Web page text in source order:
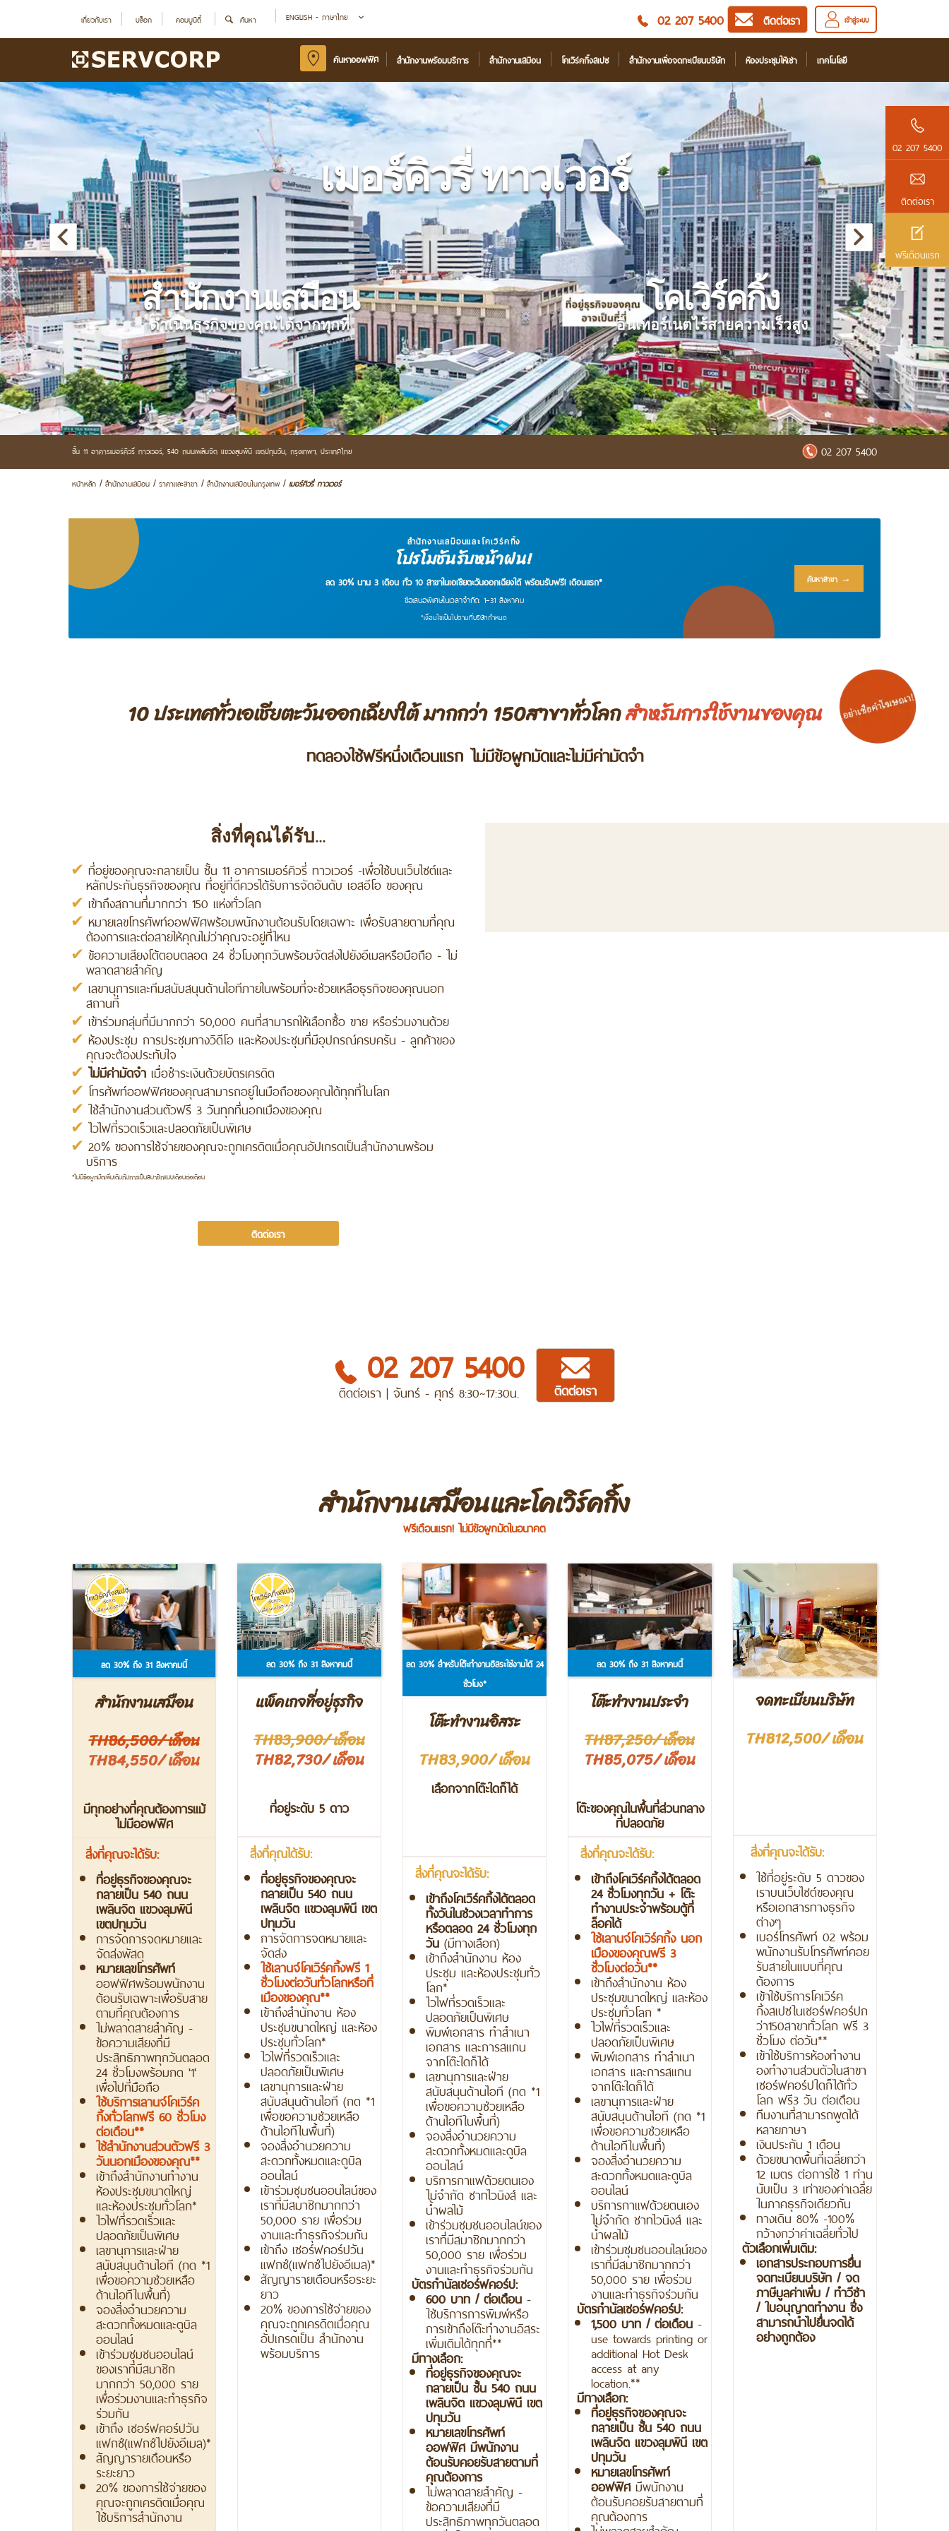
เกี่ยวกับเรา บล็อก คอมมูนิตี้ ค้นหา ENGLISH - ภาษาไทย เข้าสู่ระบบ
ติดต่อเรา
02 207 5400
สำนักงานพร้อมบริการ สำนักงานเสมือน โคเวิร์คกิ้งสเปซ สำนักงานเพื่อจดทะเบียนบริษัท ห้องประชุมให้เช่า เทคโนโลยี
ค้นหาออฟฟิศ
02 207 5400
ติดต่อเรา
ฟรีเดือนแรก
เมอร์คิวรี่ ทาวเวอร์
สำนักงานเสมือน
ดำเนินธุรกิจของคุณได้จากทุกที่
โคเวิร์คกิ้ง
อินเทอร์เนตไร้สายความเร็วสูง
ชั้น 11 อาคารเมอร์คิวรี่ ทาวเวอร์, 540 ถนนเพลินจิต แขวงลุมพินี เขตปทุมวัน, กรุงเทพฯ, ประเทศไทย 02 207 5400
หน้าหลัก / สำนักงานเสมือน / ราคาและสาขา / สำนักงานเสมือนในกรุงเทพ / เมอร์คิวรี่ ทาวเวอร์
สำนักงานเสมือนและโคเวิร์คกิ้ง
โปรโมชันรับหน้าฝน!
ลด 30% นาน 3 เดือน ทั่ว 10 สาขาในเอเชียตะวันออกเฉียงใต้ พร้อมรับฟรี! เดือนแรก*
ข้อเสนอพิเศษในเวลาจำกัด: 1–31 สิงหาคม
*เงื่อนไขเป็นไปตามที่บริษัทกำหนด
ค้นหาสาขา →
10 ประเทศทั่วเอเชียตะวันออกเฉียงใต้ มากกว่า 150สาขาทั่วโลกสำหรับการใช้งานของคุณ
ทดลองใช้ฟรีหนึ่งเดือนแรก ไม่มีข้อผูกมัดและไม่มีค่ามัดจำ
สิ่งที่คุณได้รับ...
ที่อยู่ของคุณจะกลายเป็น ชั้น 11 อาคารเมอร์คิวรี่ ทาวเวอร์ -เพื่อใช้บนเว็บไซต์และ
หลักประกันธุรกิจของคุณ ที่อยู่ที่ดีควรได้รับการจัดอันดับ เอสอีโอ ของคุณ
เข้าถึงสถานที่มากกว่า 150 แห่งทั่วโลก
หมายเลขโทรศัพท์ออฟฟิศพร้อมพนักงานต้อนรับโดยเฉพาะ เพื่อรับสายตามที่คุณ
ต้องการและต่อสายให้คุณไม่ว่าคุณจะอยู่ที่ไหน
ข้อความเสียงโต้ตอบตลอด 24 ชั่วโมงทุกวันพร้อมจัดส่งไปยังอีเมลหรือมือถือ - ไม่
พลาดสายสำคัญ
เลขานุการและทีมสนับสนุนด้านไอทีภายในพร้อมที่จะช่วยเหลือธุรกิจของคุณนอก
สถานที่
เข้าร่วมกลุ่มที่มีมากกว่า 50,000 คนที่สามารถให้เลือกซื้อ ขาย หรือร่วมงานด้วย
ห้องประชุม การประชุมทางวิดีโอ และห้องประชุมที่มีอุปกรณ์ครบครัน - ลูกค้าของ
คุณจะต้องประทับใจ
ไม่มีค่ามัดจำ เมื่อชำระเงินด้วยบัตรเครดิต
โทรศัพท์ออฟฟิศของคุณสามารถอยู่ในมือถือของคุณได้ทุกที่ในโลก
ใช้สำนักงานส่วนตัวฟรี 3 วันทุกที่นอกเมืองของคุณ
ไวไฟที่รวดเร็วและปลอดภัยเป็นพิเศษ
20% ของการใช้จ่ายของคุณจะถูกเครดิตเมื่อคุณอัปเกรดเป็นสำนักงานพร้อม
บริการ
*ไม่มีข้อผูกมัดเพิ่มเติมกับการเป็นสมาชิกแบบเดือนต่อเดือน
ติดต่อเรา
02 207 5400
ติดต่อเรา | จันทร์ - ศุกร์ 8:30~17:30น. ติดต่อเรา
สำนักงานเสมือนและโคเวิร์คกิ้ง
ฟรีเดือนแรก! ไม่มีข้อผูกมัดในอนาคต
ลด 30% ถึง 31 สิงหาคมนี้
สำนักงานเสมือน
THB6,500/ เดือน
THB4,550/ เดือน
มีทุกอย่างที่คุณต้องการแม้
ไม่มีออฟฟิศ
สิ่งที่คุณจะได้รับ:
ที่อยู่ธุรกิจของคุณจะ
กลายเป็น 540 ถนน
เพลินจิต แขวงลุมพินี
เขตปทุมวัน
การจัดการจดหมายและ
จัดส่งพัสดุ
หมายเลขโทรศัพท์
ออฟฟิศพร้อมพนักงาน
ต้อนรับเฉพาะเพื่อรับสาย
ตามที่คุณต้องการ
ไม่พลาดสายสำคัญ -
ข้อความเสียงที่มี
ประสิทธิภาพทุกวันตลอด
24 ชั่วโมงพร้อมกด '1'
เพื่อไปที่มือถือ
ใช้บริการเลานจ์โคเวิร์ค
กิ้งทั่วโลกฟรี 60 ชั่วโมง
ต่อเดือน**
ใช้สำนักงานส่วนตัวฟรี 3
วันนอกเมืองของคุณ**
เข้าถึงสำนักงานทำงาน
ห้องประชุมขนาดใหญ่
และห้องประชุมทั่วโลก*
ไวไฟที่รวดเร็วและ
ปลอดภัยเป็นพิเศษ
เลขานุการและฝ่าย
สนับสนุนด้านไอที (กด *1
เพื่อขอความช่วยเหลือ
ด้านไอทีในพื้นที่)
จองสิ่งอำนวยความ
สะดวกทั้งหมดและดูบิล
ออนไลน์
เข้าร่วมชุมชนออนไลน์
ของเราที่มีสมาชิก
มากกว่า 50,000 ราย
เพื่อร่วมงานและทำธุรกิจ
ร่วมกัน
เข้าถึง เซอร์ฟคอร์ปวัน
แฟกซ์(แฟกซ์ไปยังอีเมล)*
สัญญารายเดือนหรือ
ระยะยาว
20% ของการใช้จ่ายของ
คุณจะถูกเครดิตเมื่อคุณ
ใช้บริการสำนักงาน
ลด 30% ถึง 31 สิงหาคมนี้
แพ็คเกจที่อยู่ธุรกิจ
THB3,900/ เดือน
THB2,730/ เดือน
ที่อยู่ระดับ 5 ดาว
สิ่งที่คุณได้รับ:
ที่อยู่ธุรกิจของคุณจะ
กลายเป็น 540 ถนน
เพลินจิต แขวงลุมพินี เขต
ปทุมวัน
การจัดการจดหมายและ
จัดส่ง
ใช้เลานจ์โคเวิร์คกิ้งฟรี 1
ชั่วโมงต่อวันทั่วโลกหรือที่
เมืองของคุณ**
เข้าถึงสำนักงาน ห้อง
ประชุมขนาดใหญ่ และห้อง
ประชุมทั่วโลก*
ไวไฟที่รวดเร็วและ
ปลอดภัยเป็นพิเศษ
เลขานุการและฝ่าย
สนับสนุนด้านไอที (กด *1
เพื่อขอความช่วยเหลือ
ด้านไอทีในพื้นที่)
จองสิ่งอำนวยความ
สะดวกทั้งหมดและดูบิล
ออนไลน์
เข้าร่วมชุมชนออนไลน์ของ
เราที่มีสมาชิกมากกว่า
50,000 ราย เพื่อร่วม
งานและทำธุรกิจร่วมกัน
เข้าถึง เซอร์ฟคอร์ปวัน
แฟกซ์(แฟกซ์ไปยังอีเมล)*
สัญญารายเดือนหรือระยะ
ยาว
20% ของการใช้จ่ายของ
คุณจะถูกเครดิตเมื่อคุณ
อัปเกรดเป็น สำนักงาน
พร้อมบริการ
ลด 30% สำหรับโต๊ะทำงานอิสระใช้งานได้ 24
ชั่วโมง*
โต๊ะทำงานอิสระ
THB3,900/ เดือน
เลือกจากโต๊ะใดก็ได้
สิ่งที่คุณจะได้รับ:
เข้าถึงโคเวิร์คกิ้งได้ตลอด
ทั้งวันในช่วงเวลาทำการ
หรือตลอด 24 ชั่วโมงทุก
วัน (มีทางเลือก)
เข้าถึงสำนักงาน ห้อง
ประชุม และห้องประชุมทั่ว
โลก*
ไวไฟที่รวดเร็วและ
ปลอดภัยเป็นพิเศษ
พิมพ์เอกสาร ทำสำเนา
เอกสาร และการสแกน
จากโต๊ะใดก็ได้
เลขานุการและฝ่าย
สนับสนุนด้านไอที (กด *1
เพื่อขอความช่วยเหลือ
ด้านไอทีในพื้นที่)
จองสิ่งอำนวยความ
สะดวกทั้งหมดและดูบิล
ออนไลน์
บริการกาแฟด้วยตนเอง
ไม่จำกัด ชาทไวนิงส์ และ
น้ำผลไม้
เข้าร่วมชุมชนออนไลน์ของ
เราที่มีสมาชิกมากกว่า
50,000 ราย เพื่อร่วม
งานและทำธุรกิจร่วมกัน
บัตรกำนัลเซอร์ฟคอร์ป:
600 บาท / ต่อเดือน -
ใช้บริการการพิมพ์หรือ
การเข้าถึงโต๊ะทำงานอิสระ
เพิ่มเติมได้ทุกที่**
มีทางเลือก:
ที่อยู่ธุรกิจของคุณจะ
กลายเป็น ชั้น 540 ถนน
เพลินจิต แขวงลุมพินี เขต
ปทุมวัน
หมายเลขโทรศัพท์
ออฟฟิศ มีพนักงาน
ต้อนรับคอยรับสายตามที่
คุณต้องการ
ไม่พลาดสายสำคัญ -
ข้อความเสียงที่มี
ประสิทธิภาพทุกวันตลอด
ลด 30% ถึง 31 สิงหาคมนี้
โต๊ะทำงานประจำ
THB7,250/ เดือน
THB5,075/ เดือน
โต๊ะของคุณในพื้นที่ส่วนกลาง
ที่ปลอดภัย
สิ่งที่คุณจะได้รับ:
เข้าถึงโคเวิร์คกิ้งได้ตลอด
24 ชั่วโมงทุกวัน + โต๊ะ
ทำงานประจำพร้อมตู้ที่
ล็อคได้
ใช้เลานจ์โคเวิร์คกิ้ง นอก
เมืองของคุณฟรี 3
ชั่วโมงต่อวัน**
เข้าถึงสำนักงาน ห้อง
ประชุมขนาดใหญ่ และห้อง
ประชุมทั่วโลก *
ไวไฟที่รวดเร็วและ
ปลอดภัยเป็นพิเศษ
พิมพ์เอกสาร ทำสำเนา
เอกสาร และการสแกน
จากโต๊ะใดก็ได้
เลขานุการและฝ่าย
สนับสนุนด้านไอที (กด *1
เพื่อขอความช่วยเหลือ
ด้านไอทีในพื้นที่)
จองสิ่งอำนวยความ
สะดวกทั้งหมดและดูบิล
ออนไลน์
บริการกาแฟด้วยตนเอง
ไม่จำกัด ชาทไวนิงส์ และ
น้ำผลไม้
เข้าร่วมชุมชนออนไลน์ของ
เราที่มีสมาชิกมากกว่า
50,000 ราย เพื่อร่วม
งานและทำธุรกิจร่วมกัน
บัตรกำนัลเซอร์ฟคอร์ป:
1,500 บาท / ต่อเดือน -
use towards printing or
additional Hot Desk
access at any
location.**
มีทางเลือก:
ที่อยู่ธุรกิจของคุณจะ
กลายเป็น ชั้น 540 ถนน
เพลินจิต แขวงลุมพินี เขต
ปทุมวัน
หมายเลขโทรศัพท์
ออฟฟิศ มีพนักงาน
ต้อนรับคอยรับสายตามที่
คุณต้องการ
จดทะเบียนบริษัท
THB12,500/ เดือน
สิ่งที่คุณจะได้รับ:
ใช้ที่อยู่ระดับ 5 ดาวของ
เราบนเว็บไซต์ของคุณ
หรือเอกสารทางธุรกิจ
ต่างๆ
เบอร์โทรศัพท์ 02 พร้อม
พนักงานรับโทรศัพท์คอย
รับสายในแบบที่คุณ
ต้องการ
เข้าใช้บริการโคเวิร์ค
กิ้งสเปซในเซอร์ฟคอร์ปก
ว่า150สาขาทั่วโลก ฟรี 3
ชั่วโมง ต่อวัน**
เข้าใช้บริการห้องทำงาน
องทำงานส่วนตัวในสาขา
เซอร์ฟคอร์ปใดก็ได้ทั่ว
โลก ฟรี3 วัน ต่อเดือน
ทีมงานที่สามารถพูดได้
หลายภาษา
เงินประกัน 1 เดือน
ด้วยขนาดพื้นที่เฉลี่ยกว่า
12 เมตร ต่อการใช้ 1 ท่าน
นับเป็น 3 เท่าของค่าเฉลี่ย
ในภาคธุรกิจเดียวกัน
ทางเดิน 80% -100%
กว้างกว่าค่าเฉลี่ยทั่วไป
ตัวเลือกเพิ่มเติม:
เอกสารประกอบการยื่น
จดทะเบียนบริษัท / จด
ภาษีมูลค่าเพิ่ม / ทำวีซ่า
/ ใบอนุญาตทำงาน ซึ่ง
สามารถนำไปยื่นจดได้
อย่างถูกต้อง